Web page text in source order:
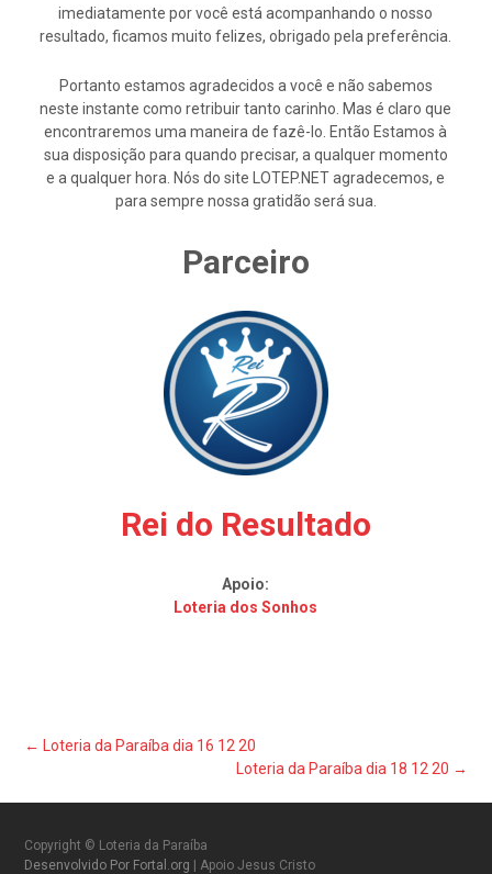
imediatamente por você está acompanhando o nosso
resultado, ficamos muito felizes, obrigado pela preferência.
Portanto estamos agradecidos a você e não sabemos
neste instante como retribuir tanto carinho. Mas é claro que
encontraremos uma maneira de fazê-lo. Então Estamos à
sua disposição para quando precisar, a qualquer momento
e a qualquer hora. Nós do site LOTEP.NET agradecemos, e
para sempre nossa gratidão será sua.
Parceiro
Rei do Resultado
Apoio:
Loteria dos Sonhos
Post
navigation
←
Loteria da Paraíba dia 16 12 20
Loteria da Paraíba dia 18 12 20 →
Copyright © Loteria da Paraíba
Desenvolvido Por Fortal.org
| Apoio Jesus Cristo